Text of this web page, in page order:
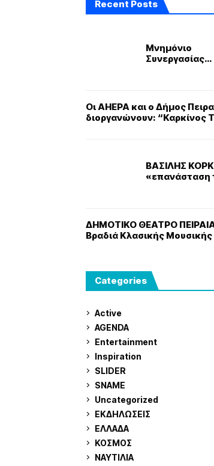
Recent Posts
Μνημόνιο
Συνεργασίας
Οι AHEPA και ο Δήμος
διοργανώνουν: “Καρκίνος
ΒΑΣΙΛΗΣ
«επανάσταση
ΔΗΜΟΤΙΚΟ ΘΕΑΤΡΟ
Βραδιά Κλασικής Μουσικής
Categories
Active
AGENDA
Entertainment
Inspiration
SLIDER
SNAME
Uncategorized
ΕΚΔΗΛΩΣΕΙΣ
ΕΛΛΑΔΑ
ΚΟΣΜΟΣ
ΝΑΥΤΙΛΙΑ